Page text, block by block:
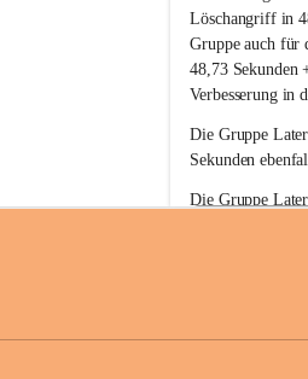
l
i
g
e
F
e
u
e
r
w
t
Löschangriff in
Gruppe auch für
48,73 Sekunden
Verbesserung in
Die Gruppe
Sekunden
Die Gruppe